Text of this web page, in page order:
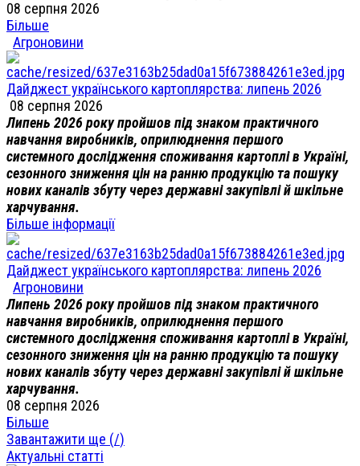
08 серпня 2026
Більше
Агроновини
Дайджест українського картоплярства: липень 2026
08 серпня 2026
Липень 2026 року пройшов під знаком практичного
навчання виробників, оприлюднення першого
системного дослідження споживання картоплі в Україні,
сезонного зниження цін на ранню продукцію та пошуку
нових каналів збуту через державні закупівлі й шкільне
харчування.
Більше інформації
Дайджест українського картоплярства: липень 2026
Агроновини
Липень 2026 року пройшов під знаком практичного
навчання виробників, оприлюднення першого
системного дослідження споживання картоплі в Україні,
сезонного зниження цін на ранню продукцію та пошуку
нових каналів збуту через державні закупівлі й шкільне
харчування.
08 серпня 2026
Більше
Завантажити ще (/)
Актуальні статті